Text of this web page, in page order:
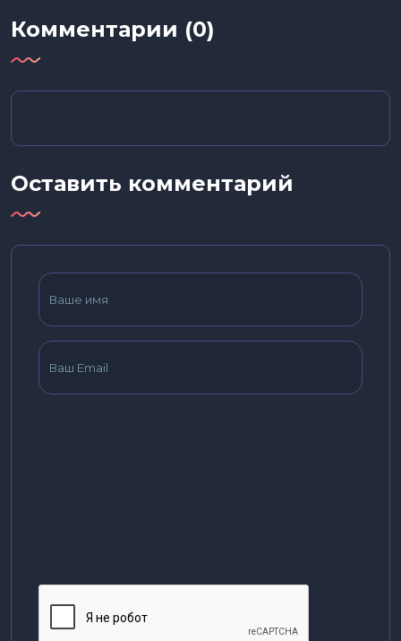
Комментарии (0)
Оставить комментарий